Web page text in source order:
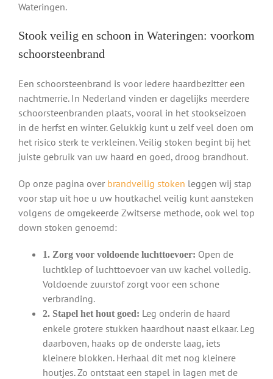
Wateringen.
Stook veilig en schoon in Wateringen: voorkom
schoorsteenbrand
Een schoorsteenbrand is voor iedere haardbezitter een
nachtmerrie. In Nederland vinden er dagelijks meerdere
schoorsteenbranden plaats, vooral in het stookseizoen
in de herfst en winter. Gelukkig kunt u zelf veel doen om
het risico sterk te verkleinen. Veilig stoken begint bij het
juiste gebruik van uw haard en goed, droog brandhout.
Op onze pagina over brandveilig stoken leggen wij stap
voor stap uit hoe u uw houtkachel veilig kunt aansteken
volgens de omgekeerde Zwitserse methode, ook wel top
down stoken genoemd:
1. Zorg voor voldoende luchttoevoer: Open de
luchtklep of luchttoevoer van uw kachel volledig.
Voldoende zuurstof zorgt voor een schone
verbranding.
2. Stapel het hout goed: Leg onderin de haard
enkele grotere stukken haardhout naast elkaar. Leg
daarboven, haaks op de onderste laag, iets
kleinere blokken. Herhaal dit met nog kleinere
houtjes. Zo ontstaat een stapel in lagen met de